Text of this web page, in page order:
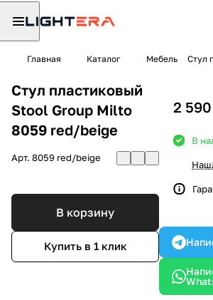
Главная Каталог Мебель Стул
Стул пластиковый
Stool Group Milto
8059 red/beige
Арт. 8059 red/beige
В корзину
Купить в 1 клик
2
В